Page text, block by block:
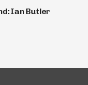
Ian Butler